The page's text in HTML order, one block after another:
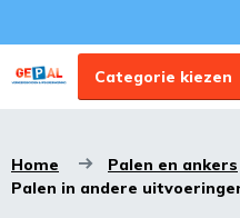
Categorie kiezen
Home
Palen en ankers
Palen in andere